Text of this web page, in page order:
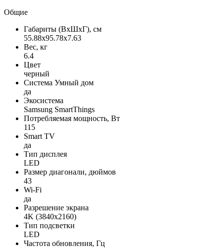
Общие
Габариты (ВxШxГ), см
55.88x95.78x7.63
Вес, кг
6.4
Цвет
черный
Система Умный дом
да
Экосистема
Samsung SmartThings
Потребляемая мощность, Вт
115
Smart TV
да
Тип дисплея
LED
Размер диагонали, дюймов
43
Wi-Fi
да
Разрешение экрана
4K (3840x2160)
Тип подсветки
LED
Частота обновления, Гц